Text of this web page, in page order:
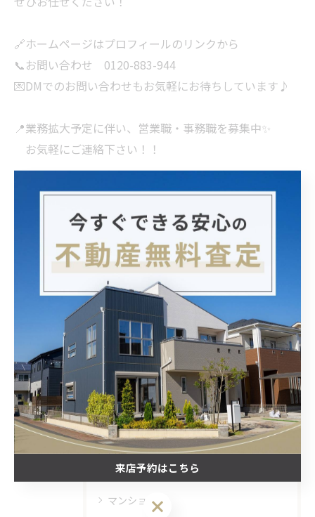
🔗ホームページはプロフィールのリンクから
📞お問い合わせ 0120-883-944
💌DMでのお問い合わせもお気軽にお待ちしています♪
📍業務拡大予定に伴い、営業職・事務職を募集中✨
お気軽にご連絡下さい！！
#センチュリー21 #century21 #大阪市城東区 #日商岩井
< 前のページ 一覧に戻る 次のページ >
カテゴリー Categories
全てのカテゴリー
戸建
空き家
マンション
来店予約はこちら
来店予約はこちら